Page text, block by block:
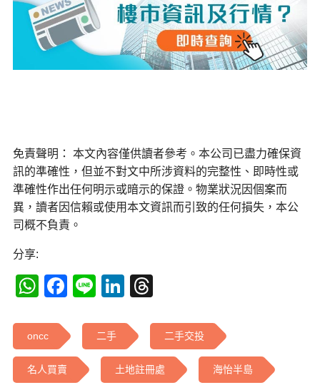
免責聲明： 本文內容僅供讀者參考。本公司已盡力確保資
訊的準確性，但並不對文中所涉資料的完整性、即時性或
準確性作出任何明示或暗示的保證。物業狀況因個案而
異，讀者因信賴或使用本文資訊而引致的任何損失，本公
司概不負責。
分享:
WhatsApp
Facebook
LineLinkedIn
oncc 二手 二手交投
名人買賣 土地註冊處 海怡半島